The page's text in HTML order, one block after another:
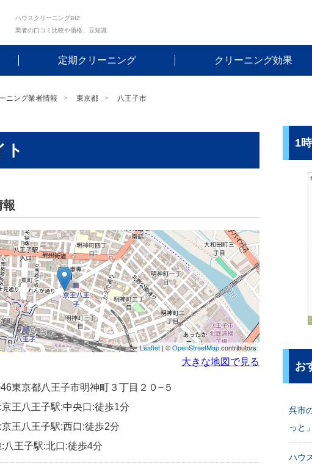
ハウスクリーニングBIZ
業者の口コミ比較や価格、豆知識
定期クリーニング クリーニング効果
ニング業者情報 東京都 八王子市
ト
報
Leaflet | ©OpenStreetMapcontributors
大きな地図で見る
東京都八王子市明神町３丁目２０−５
王八王子駅:中央口:徒歩1分
王八王子駅:西口:徒歩2分
八王子駅:北口:徒歩4分
1
お
呉市
っと」
ハウ